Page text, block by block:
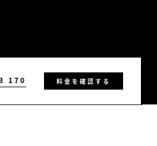
170 料金を確認する